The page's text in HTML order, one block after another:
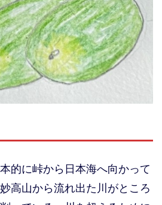
的に峠から日本海へ向かって
高山から流れ出た川がところ